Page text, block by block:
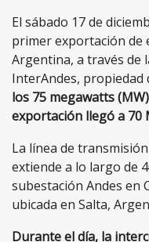
El sábado 17 de
primer exportación de
Argentina, a través de
InterAndes, propiedad
los 75 megawatts
exportación llegó a 70
La línea de
extiende a lo largo de
subestación Andes en
ubicada en Salta,
Durante el día, la